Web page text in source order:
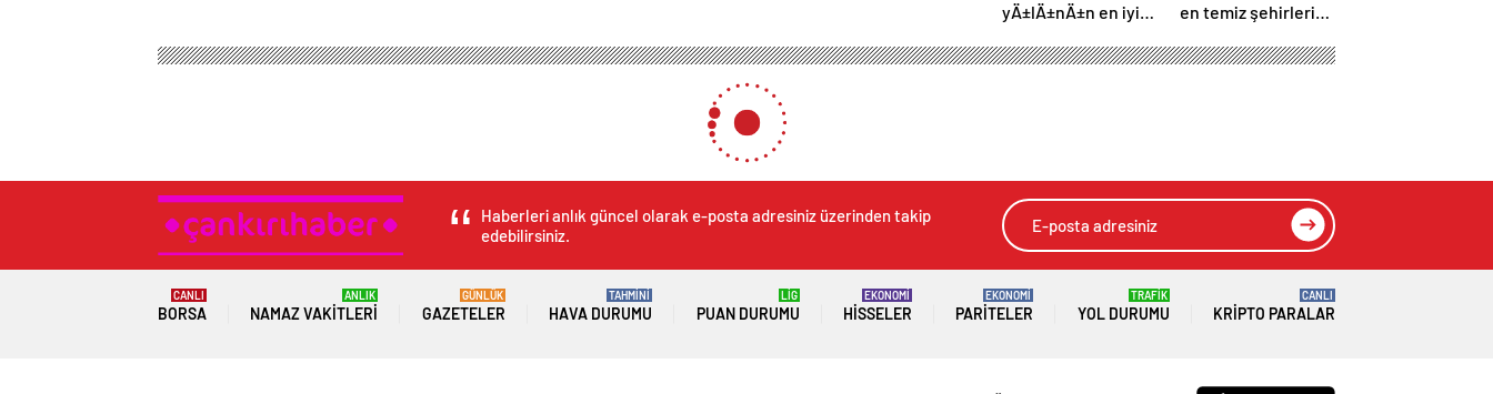
yÄ±lÄ±nÄ±n en iyi
en temiz şehirleri
liste açıklandı! İlk 3
Haberleri anlık güncel olarak e-posta adresiniz üzerinden takip
edebilirsiniz.
BORSA
CANLI
NAMAZ VAKITLERI
ANLIK
GAZETELER
GÜNLÜK
HAVA DURUMU
TAHMİNİ
PUAN DURUMU
LİG
HISSELER
EKONOMİ
PARITELER
EKONOMİ
YOL DURUMU
TRAFİK
KRIPTO PARALAR
CANLI